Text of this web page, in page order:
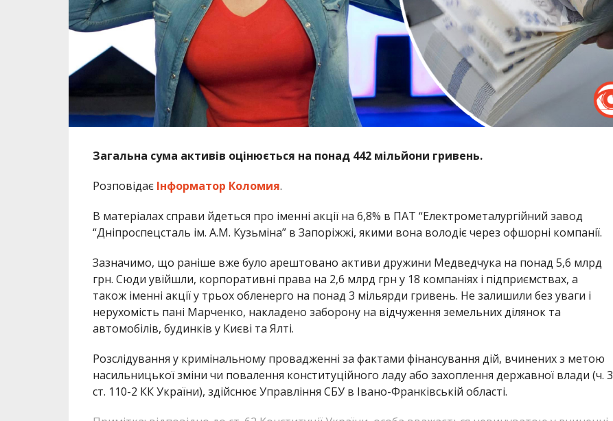
Загальна сума активів оцінюється на понад 442 мільйони гривень.
Розповідає Інформатор Коломия.
В матеріалах справи йдеться про іменні акції на 6,8% в ПАТ “Електрометалургійний завод
“Дніпроспецсталь ім. А.М. Кузьміна” в Запоріжжі, якими вона володіє через офшорні компанії.
Зазначимо, що раніше вже було арештовано активи дружини Медведчука на понад 5,6 млрд
грн. Сюди увійшли, корпоративні права на 2,6 млрд грн у 18 компаніях і підприємствах, а
також іменні акції у трьох обленерго на понад 3 мільярди гривень. Не залишили без уваги і
нерухомість пані Марченко, накладено заборону на відчуження земельних ділянок та
автомобілів, будинків у Києві та Ялті.
Розслідування у кримінальному провадженні за фактами фінансування дій, вчинених з метою
насильницької зміни чи повалення конституційного ладу або захоплення державної влади (ч. 3
ст. 110-2 КК України), здійснює Управління СБУ в Івано-Франківській області.